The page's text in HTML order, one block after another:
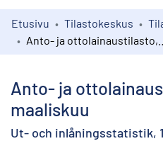
Kokoelmat
Etusivu Tilastokeskus
Anto- ja
maaliskuu
Ut- och inlåningsstatistik,